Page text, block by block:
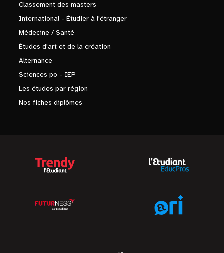
Classement des masters
International - Étudier à l'étranger
Médecine / Santé
Études d'art et de la création
Alternance
Sciences po - IEP
Les études par région
Nos fiches diplômes